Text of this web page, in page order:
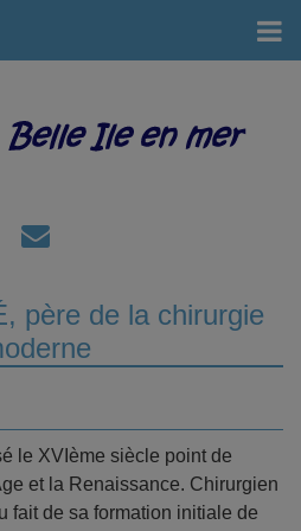
père de la chirurgie
le XVIème siècle point de
et la Renaissance. Chirurgien
fait de sa formation initiale de